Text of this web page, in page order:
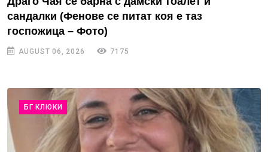
сандалки (Фенове се питат коя е таз
госпожица – Фото)
AUGUST 06, 2026 7175
БГ КЛЮКИ